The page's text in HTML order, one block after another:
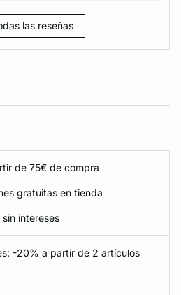
las reseñas
de 75€ de compra
gratuitas en tienda
intereses
-20% a partir de 2 artículos